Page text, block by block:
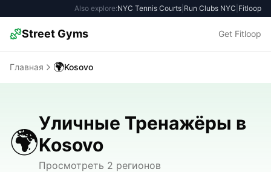
Also explore:NYC Tennis Courts Run Clubs NYC Fitloop
Street Gyms Get Fitloop
Главная 🌍Kosovo
🌍
Уличные Тренажёры в
Kosovo
Просмотреть 2 регионов